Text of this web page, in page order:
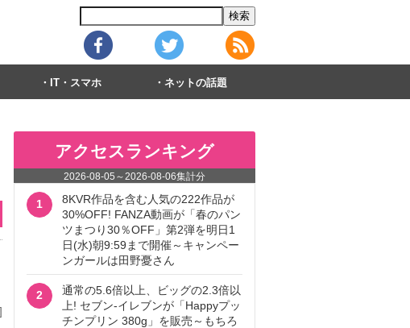
IT・スマホ ネットの話題
アクセスランキング
2026-08-05 ～2026-08-06集計分
1
8KVR作品を含む人気の222作品が
30%OFF! FANZA動画が「春のパン
ツまつり30％OFF」第2弾を明日1
日(水)朝9:59まで開催～キャンペー
ンガールは田野憂さん
2
通常の5.6倍以上、ビッグの2.3倍以
上! セブン‐イレブンが「Happyプッ
チンプリン 380g」を販売～もちろ